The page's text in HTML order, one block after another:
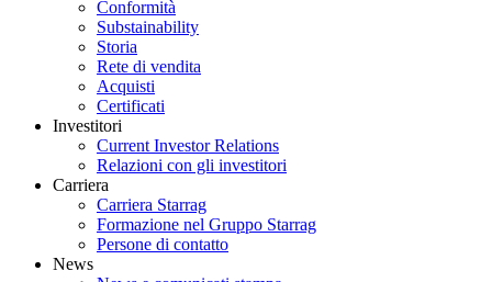
Conformità
Substainability
Storia
Rete di vendita
Acquisti
Certificati
Investitori
Current Investor Relations
Relazioni con gli investitori
Carriera
Carriera Starrag
Formazione nel Gruppo Starrag
Persone di contatto
News